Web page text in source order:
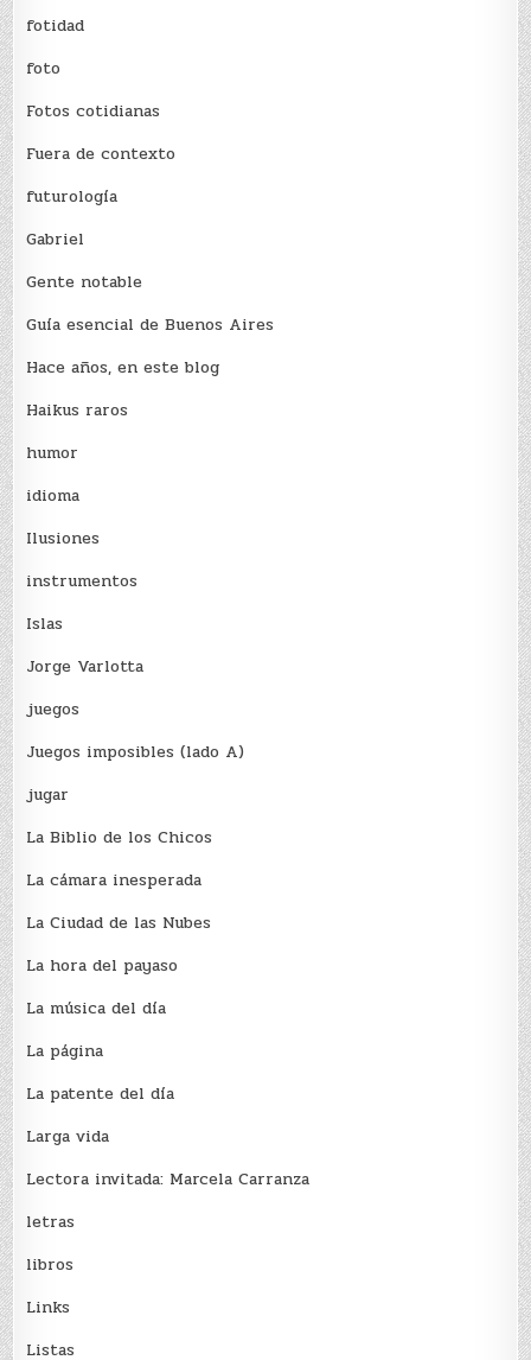
fotidad
foto
Fotos cotidianas
Fuera de contexto
futurología
Gabriel
Gente notable
Guía esencial de Buenos Aires
Hace años, en este blog
Haikus raros
humor
idioma
Ilusiones
instrumentos
Islas
Jorge Varlotta
juegos
Juegos imposibles (lado A)
jugar
La Biblio de los Chicos
La cámara inesperada
La Ciudad de las Nubes
La hora del payaso
La música del día
La página
La patente del día
Larga vida
Lectora invitada: Marcela Carranza
letras
libros
Links
Listas